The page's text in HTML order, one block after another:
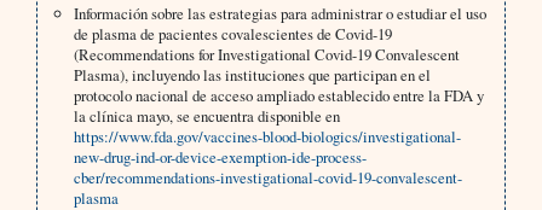
Información sobre las estrategias para administrar o estudiar el uso
de plasma de pacientes covalescientes de Covid-19
(Recommendations for Investigational Covid-19 Convalescent
Plasma), incluyendo las instituciones que participan en el
protocolo nacional de acceso ampliado establecido entre la FDA y
la clínica mayo, se encuentra disponible en
https://www.fda.gov/vaccines-blood-biologics/investigational-
new-drug-ind-or-device-exemption-ide-process-
cber/recommendations-investigational-covid-19-convalescent-
plasma